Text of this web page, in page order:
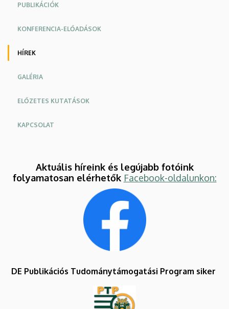
PUBLIKÁCIÓK
KONFERENCIA-ELŐADÁSOK
HÍREK
GALÉRIA
ELŐZETES KUTATÁSOK
KAPCSOLAT
Aktuális híreink és legújabb fotóink
folyamatosan elérhetők Facebook-oldalunkon:
DE Publikációs Tudománytámogatási Program siker